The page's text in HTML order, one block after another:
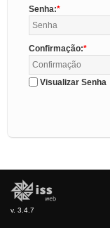
Senha:
Confirmação:
Visualizar Senha
v. 3.4.7